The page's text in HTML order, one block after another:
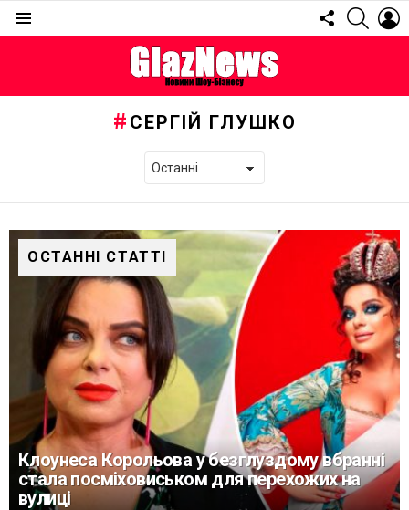
FOLLOW
US
СЕРГІЙ ГЛУШКО
ОСТАННІ СТАТТІ
Клоунеса Корольова у безглуздому вбранні
стала посміховиськом для перехожих на
вулиці